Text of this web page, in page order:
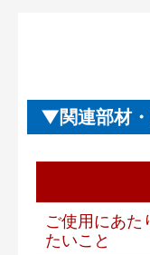
関連部材
ご使用にあた
たいこと